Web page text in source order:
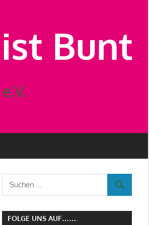
Bunt
Suchen
nach:
SUCHEN
FOLGE UNS AUF…….